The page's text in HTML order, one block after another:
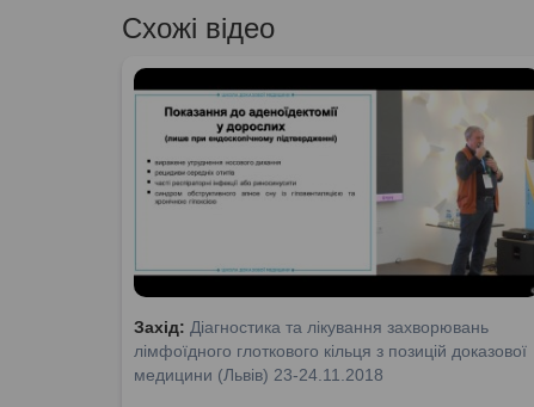
Схожі відео
Захід: Діагностика та лікування захворювань
лімфоїдного глоткового кільця з позицій доказової
медицини (Львів) 23-24.11.2018